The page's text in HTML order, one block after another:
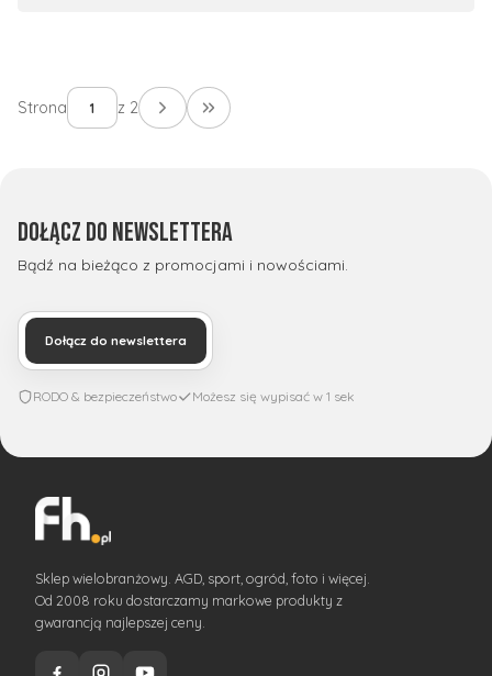
Strona z 2 Przejdź do ostatniej strony z wpisami
Dołącz do newslettera
Bądź na bieżąco z promocjami i nowościami.
Dołącz do newslettera
RODO & bezpieczeństwo Możesz się wypisać w 1 sek
Sklep wielobranżowy. AGD, sport, ogród, foto i więcej.
Od 2008 roku dostarczamy markowe produkty z
gwarancją najlepszej ceny.